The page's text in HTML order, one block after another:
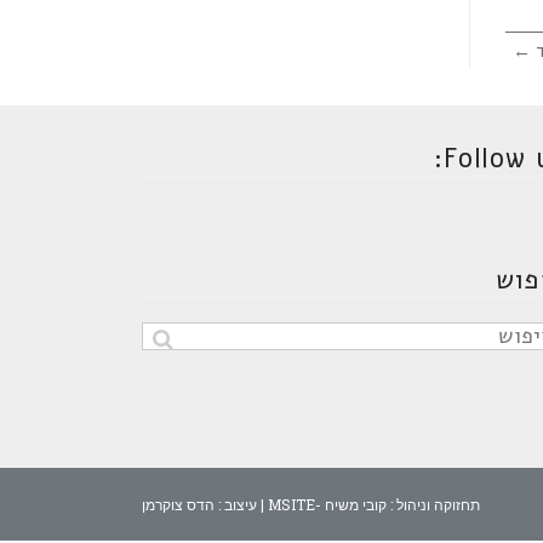
←
Follow
תחזוקה וניהול :קובי משיח -MSITE | עיצוב : הדס צוקרמן